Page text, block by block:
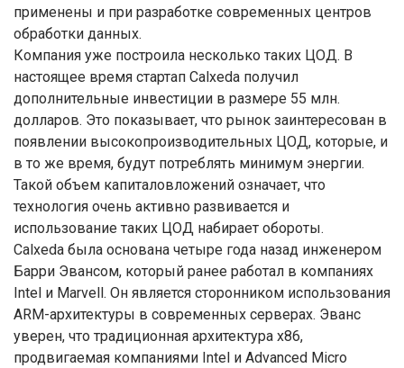
применены и при разработке современных центров
обработки данных.
Компания уже построила несколько таких ЦОД. В
настоящее время стартап Calxeda получил
дополнительные инвестиции в размере 55 млн.
долларов. Это показывает, что рынок заинтересован в
появлении высокопроизводительных ЦОД, которые, и
в то же время, будут потреблять минимум энергии.
Такой объем капиталовложений означает, что
технология очень активно развивается и
использование таких ЦОД набирает обороты.
Calxeda была основана четыре года назад инженером
Барри Эвансом, который ранее работал в компаниях
Intel и Marvell. Он является сторонником использования
ARM-архитектуры в современных серверах. Эванс
уверен, что традиционная архитектура x86,
продвигаемая компаниями Intel и Advanced Micro